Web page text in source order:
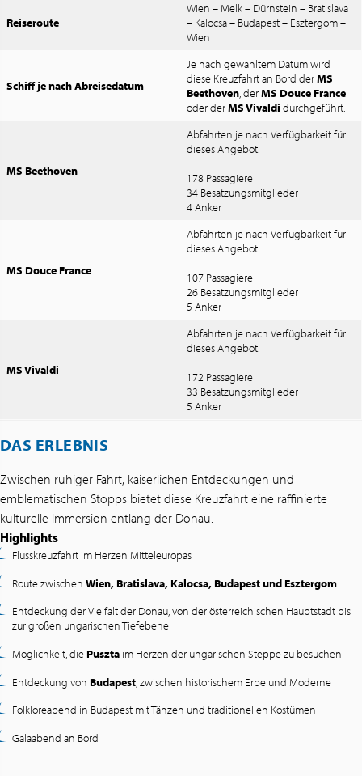
Reiseroute
Wien – Melk – Dürnstein – Bratislava
– Kalocsa – Budapest – Esztergom –
Wien
Schiff je nach Abreisedatum
Je nach gewähltem Datum wird
diese Kreuzfahrt an Bord derMS
Beethoven, derMS Douce France
oder derMS Vivaldi durchgeführt.
MS Beethoven
Abfahrten je nach Verfügbarkeit für
dieses Angebot.
178 Passagiere
34 Besatzungsmitglieder
4 Anker
MS Douce France
Abfahrten je nach Verfügbarkeit für
dieses Angebot.
107 Passagiere
26 Besatzungsmitglieder
5 Anker
MS Vivaldi
Abfahrten je nach Verfügbarkeit für
dieses Angebot.
172 Passagiere
33 Besatzungsmitglieder
5 Anker
DAS ERLEBNIS
Zwischen ruhiger Fahrt, kaiserlichen Entdeckungen und
emblematischen Stopps bietet diese Kreuzfahrt eine raffinierte
kulturelle Immersion entlang der Donau.
Highlights
Flusskreuzfahrt im Herzen Mitteleuropas
Route zwischen Wien, Bratislava, Kalocsa, Budapest und Esztergom
Entdeckung der Vielfalt der Donau, von der österreichischen Hauptstadt bis
zur großen ungarischen Tiefebene
Möglichkeit, die Puszta im Herzen der ungarischen Steppe zu besuchen
Entdeckung von Budapest, zwischen historischem Erbe und Moderne
Folkloreabend in Budapest mit Tänzen und traditionellen Kostümen
Galaabend an Bord